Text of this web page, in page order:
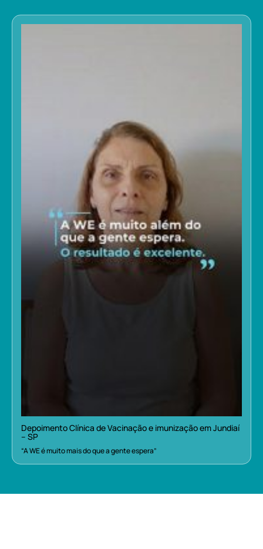
Depoimento Clínica de Vacinação e imunização em Jundiaí
– SP
“A WE é muito mais do que a gente espera”